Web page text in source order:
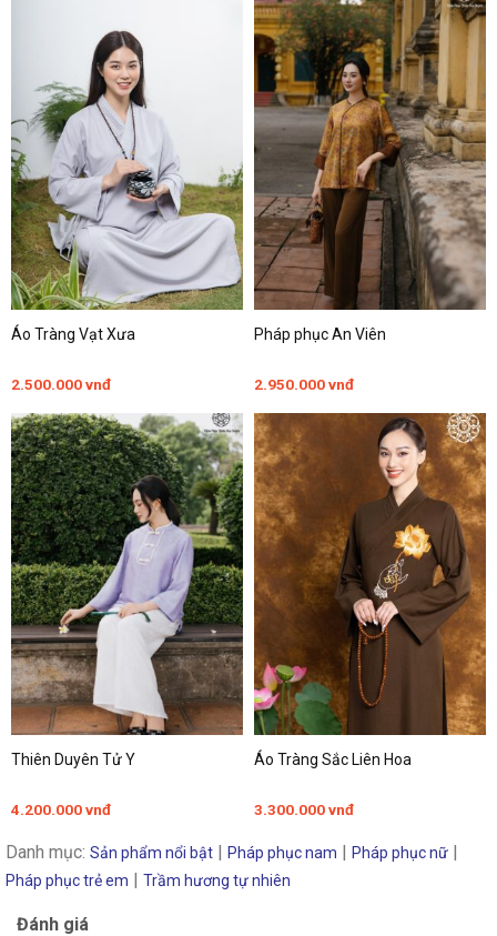
Áo Tràng Vạt Xưa
2.500.000vnđ
Pháp phục An Viên
2.950.000vnđ
Thiên Duyên Tử Y
4.200.000vnđ
Áo Tràng Sắc Liên Hoa
3.300.000vnđ
Danh mục: Sản phẩm nổi bật | Pháp phục nam | Pháp phục nữ |
Pháp phục trẻ em | Trầm hương tự nhiên
Đánh giá